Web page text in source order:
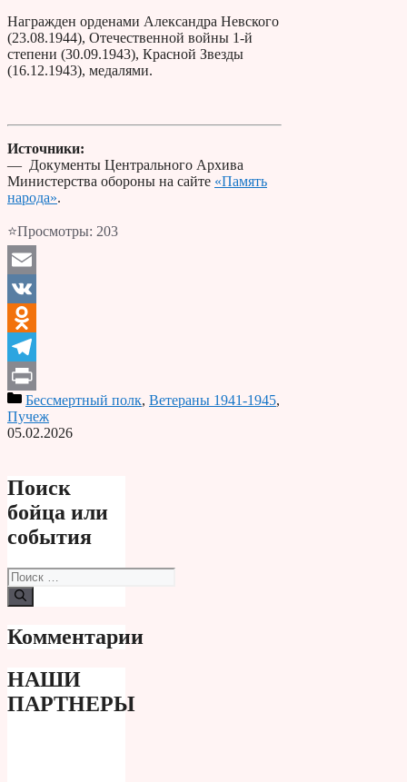
Награжден орденами Александра Невского
(23.08.1944), Отечественной войны 1-й
степени (30.09.1943), Красной Звезды
(16.12.1943), медалями.
Источники:
— Документы Центрального Архива
Министерства обороны на сайте «Память
народа».
⭐Просмотры: 203
Email
VK
Odnoklassniki
Telegram
PrintБессмертный полк, Ветераны 1941-1945,
Пучеж
05.02.2026
Поиск
бойца или
события
Поиск:
Комментарии
НАШИ
ПАРТНЕРЫ